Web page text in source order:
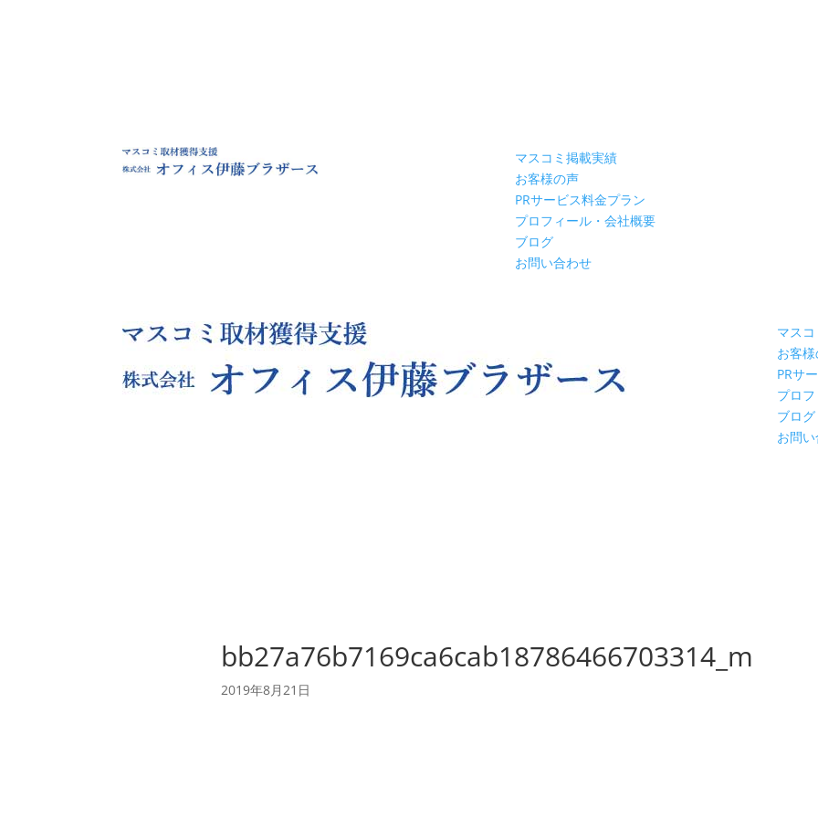
マスコミ掲載実績
お客様の声
PRサービス料金プラン
プロフィール・会社概要
ブログ
お問い合わせ
マス
お客
PRサ
プロ
ブログ
お問
bb27a76b7169ca6cab18786466703314_m
2019年8月21日